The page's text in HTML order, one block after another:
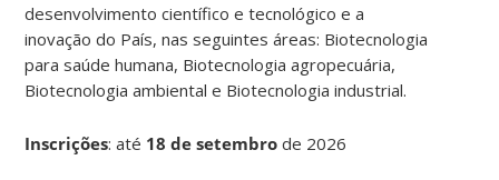
desenvolvimento científico e tecnológico e a
inovação do País, nas seguintes áreas: Biotecnologia
para saúde humana, Biotecnologia agropecuária,
Biotecnologia ambiental e Biotecnologia industrial.
Inscrições: até 18 de setembrode 2026